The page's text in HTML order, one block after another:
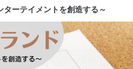
ーテイメントを創造する～